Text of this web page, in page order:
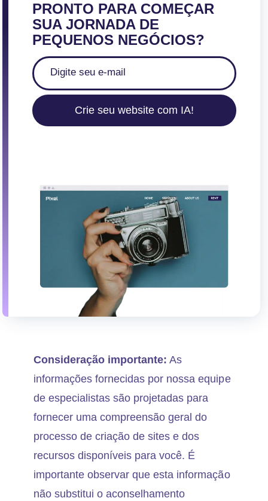
PRONTO PARA COMEÇAR
SUA JORNADA DE
PEQUENOS NEGÓCIOS?
Crie seu website com IA!
Consideração importante: As
informações fornecidas por nossa equipe
de especialistas são projetadas para
fornecer uma compreensão geral do
processo de criação de sites e dos
recursos disponíveis para você. É
importante observar que esta informação
não substitui o aconselhamento